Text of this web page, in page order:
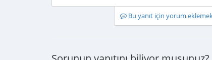
Bu yanıt için yorum